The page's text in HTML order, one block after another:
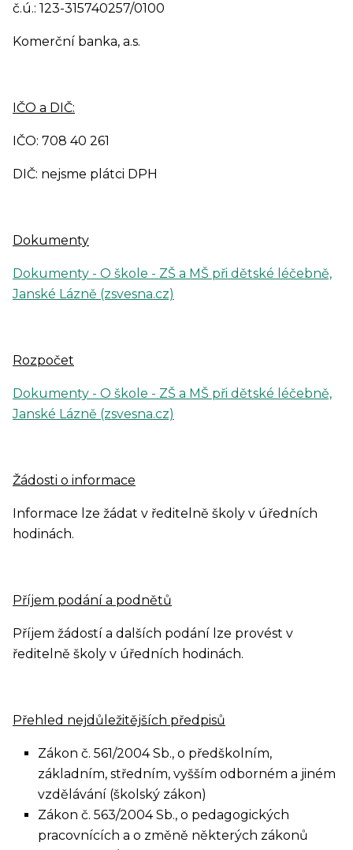
č.ú.: 123-315740257/0100
Komerční banka, a.s.
IČO a DIČ:
IČO: 708 40 261
DIČ: nejsme plátci DPH
Dokumenty
Dokumenty - O škole - ZŠ a MŠ při dětské léčebně,
Janské Lázně (zsvesna.cz)
Rozpočet
Dokumenty - O škole - ZŠ a MŠ při dětské léčebně,
Janské Lázně (zsvesna.cz)
Žádosti o informace
Informace lze žádat v ředitelně školy v úředních
hodinách.
Příjem podání a podnětů
Příjem žádostí a dalších podání lze provést v
ředitelně školy v úředních hodinách.
Přehled nejdůležitějších předpisů
Zákon č. 561/2004 Sb., o předškolním,
základním, středním, vyšším odborném a jiném
vzdělávání (školský zákon)
Zákon č. 563/2004 Sb., o pedagogických
pracovnících a o změně některých zákonů